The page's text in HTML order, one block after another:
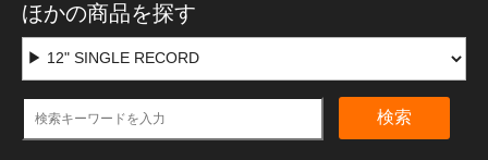
ほかの商品を探す
検索